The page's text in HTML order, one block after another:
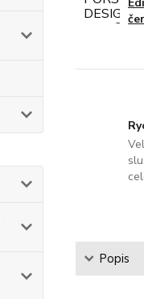
Popis